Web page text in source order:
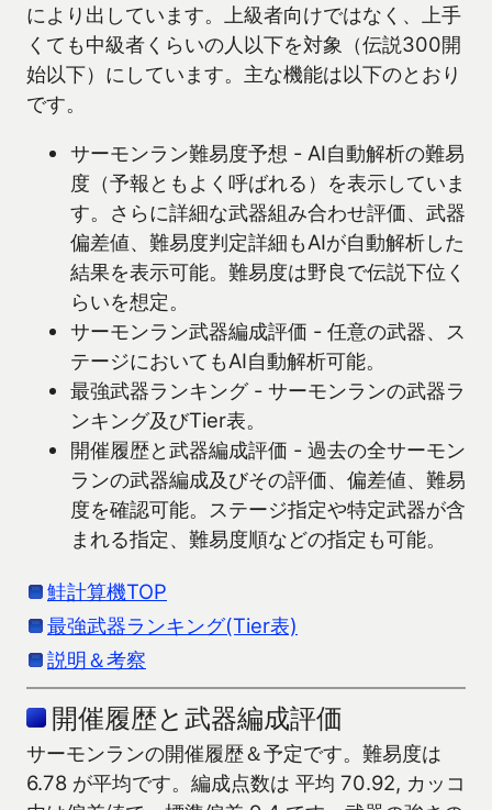
により出しています。上級者向けではなく、上手
くても中級者くらいの人以下を対象（伝説300開
始以下）にしています。主な機能は以下のとおり
です。
サーモンラン難易度予想 - AI自動解析の難易
度（予報ともよく呼ばれる）を表示していま
す。さらに詳細な武器組み合わせ評価、武器
偏差値、難易度判定詳細もAIが自動解析した
結果を表示可能。難易度は野良で伝説下位く
らいを想定。
サーモンラン武器編成評価 - 任意の武器、ス
テージにおいてもAI自動解析可能。
最強武器ランキング - サーモンランの武器ラ
ンキング及びTier表。
開催履歴と武器編成評価 - 過去の全サーモン
ランの武器編成及びその評価、偏差値、難易
度を確認可能。ステージ指定や特定武器が含
まれる指定、難易度順などの指定も可能。
鮭計算機TOP
最強武器ランキング(Tier表)
説明＆考察
開催履歴と武器編成評価
サーモンランの開催履歴＆予定です。難易度は
6.78 が平均です。編成点数は 平均 70.92, カッコ